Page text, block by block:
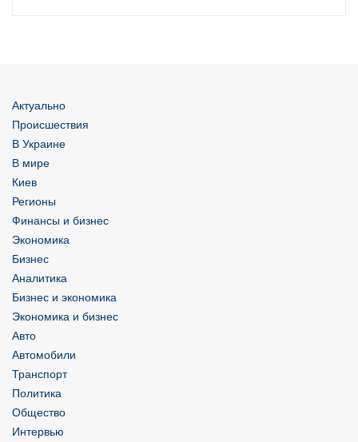
Актуально
Происшествия
В Украине
В мире
Киев
Регионы
Финансы и бизнес
Экономика
Бизнес
Аналитика
Бизнес и экономика
Экономика и бизнес
Авто
Автомобили
Транспорт
Политика
Общество
Интервью